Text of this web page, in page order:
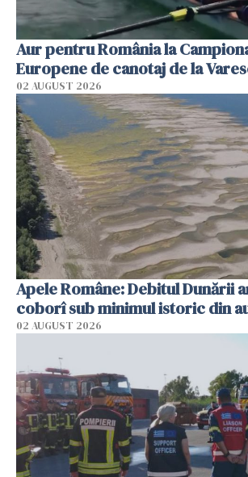
Aur pentru România la
Europene de canotaj de la
02 AUGUST 2026
Apele Române: Debitul Dunării
coborî sub minimul istoric din
02 AUGUST 2026